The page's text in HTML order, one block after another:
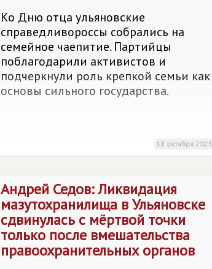
Ко Дню отца ульяновские
справедливороссы собрались на
семейное чаепитие. Партийцы
поблагодарили активистов и
подчеркнули роль крепкой семьи как
основы сильного государства.
18 октября 2025
Андрей Седов: Ликвидация
мазутохранилища в Ульяновске
сдвинулась с мёртвой точки
только после вмешательства
правоохранительных органов